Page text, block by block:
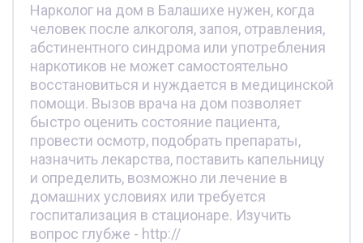
Нарколог на дом в Балашихе нужен, когда
человек после алкоголя, запоя, отравления,
абстинентного синдрома или употребления
наркотиков не может самостоятельно
восстановиться и нуждается в медицинской
помощи. Вызов врача на дом позволяет
быстро оценить состояние пациента,
провести осмотр, подобрать препараты,
назначить лекарства, поставить капельницу
и определить, возможно ли лечение в
домашних условиях или требуется
госпитализация в стационаре. Изучить
вопрос глубже - http://